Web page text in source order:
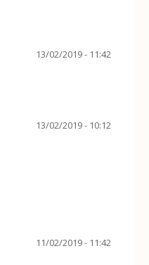
13/02/2019 - 11:42
13/02/2019 - 10:12
11/02/2019 - 11:42